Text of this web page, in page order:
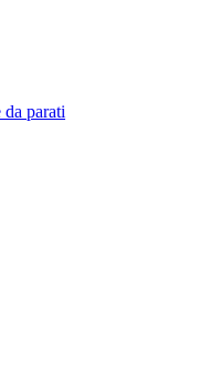
parati